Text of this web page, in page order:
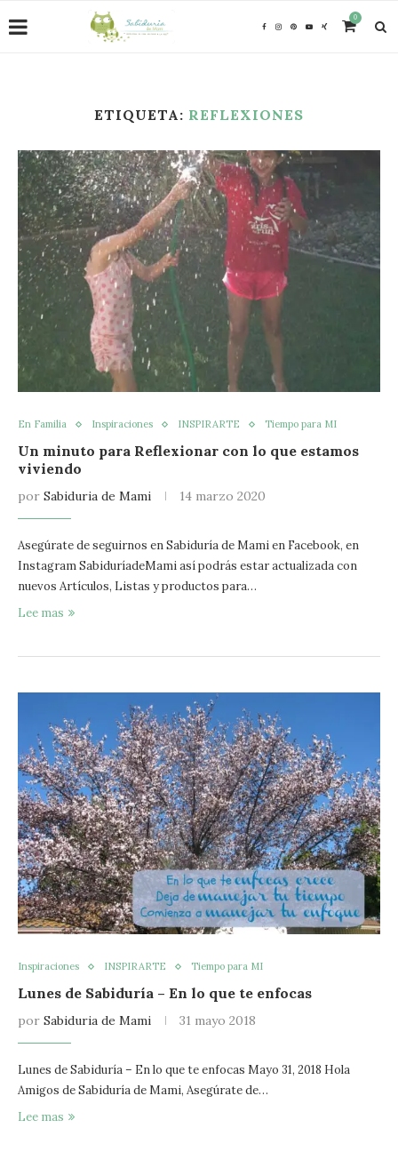
0
ETIQUETA: REFLEXIONES
En Familia Inspiraciones INSPIRARTE Tiempo para MI
Un minuto para Reflexionar con lo que estamos
viviendo
por Sabiduria de Mami 14 marzo 2020
Asegúrate de seguirnos en Sabiduría de Mami en Facebook, en
Instagram SabiduríadeMami así podrás estar actualizada con
nuevos Artículos, Listas y productos para…
Lee mas
Inspiraciones INSPIRARTE Tiempo para MI
Lunes de Sabiduría – En lo que te enfocas
por Sabiduria de Mami 31 mayo 2018
Lunes de Sabiduría – En lo que te enfocas Mayo 31, 2018 Hola
Amigos de Sabiduría de Mami, Asegúrate de…
Lee mas